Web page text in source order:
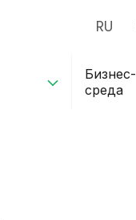
RU
Бизнес-
среда